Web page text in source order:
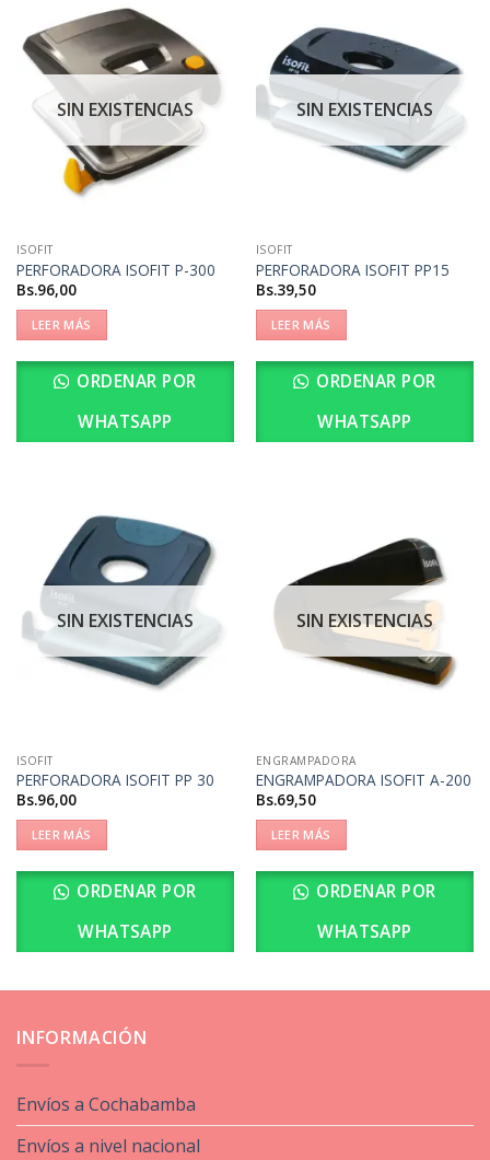
SIN EXISTENCIAS
ISOFIT
PERFORADORA ISOFIT P-300
Bs.96,00
LEER MÁS
ORDENAR POR
WHATSAPP
SIN EXISTENCIAS
ISOFIT
PERFORADORA ISOFIT PP15
Bs.39,50
LEER MÁS
ORDENAR POR
WHATSAPP
SIN EXISTENCIAS
ISOFIT
PERFORADORA ISOFIT PP 30
Bs.96,00
LEER MÁS
ORDENAR POR
WHATSAPP
SIN EXISTENCIAS
ENGRAMPADORA
ENGRAMPADORA ISOFIT A-200
Bs.69,50
LEER MÁS
ORDENAR POR
WHATSAPP
INFORMACIÓN
Envíos a Cochabamba
Envíos a nivel nacional